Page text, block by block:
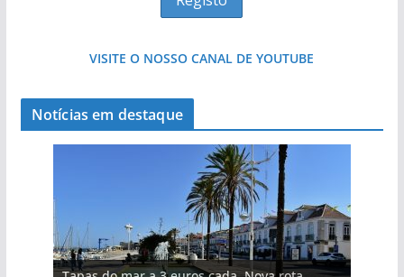
VISITE O NOSSO CANAL DE YOUTUBE
Notícias em destaque